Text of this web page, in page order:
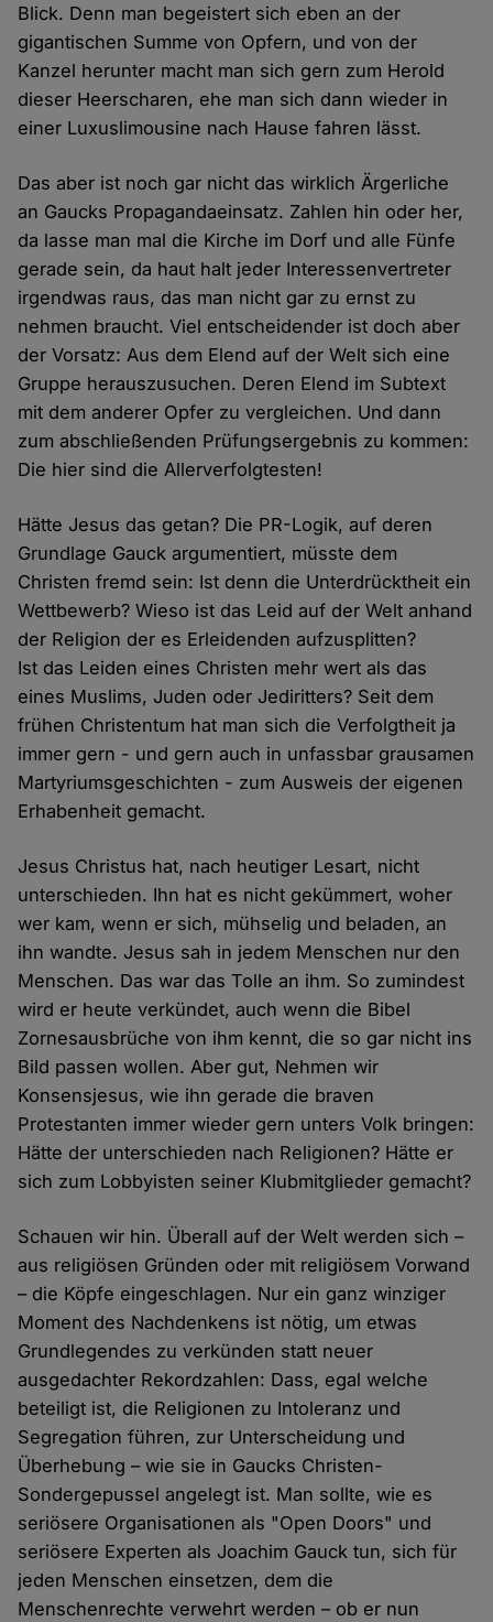
Blick. Denn man begeistert sich eben an der
gigantischen Summe von Opfern, und von der
Kanzel herunter macht man sich gern zum Herold
dieser Heerscharen, ehe man sich dann wieder in
einer Luxuslimousine nach Hause fahren lässt.
Das aber ist noch gar nicht das wirklich Ärgerliche
an Gaucks Propagandaeinsatz. Zahlen hin oder her,
da lasse man mal die Kirche im Dorf und alle Fünfe
gerade sein, da haut halt jeder Interessenvertreter
irgendwas raus, das man nicht gar zu ernst zu
nehmen braucht. Viel entscheidender ist doch aber
der Vorsatz: Aus dem Elend auf der Welt sich eine
Gruppe herauszusuchen. Deren Elend im Subtext
mit dem anderer Opfer zu vergleichen. Und dann
zum abschließenden Prüfungsergebnis zu kommen:
Die hier sind die Allerverfolgtesten!
Hätte Jesus das getan? Die PR-Logik, auf deren
Grundlage Gauck argumentiert, müsste dem
Christen fremd sein: Ist denn die Unterdrücktheit ein
Wettbewerb? Wieso ist das Leid auf der Welt anhand
der Religion der es Erleidenden aufzusplitten?
Ist das Leiden eines Christen mehr wert als das
eines Muslims, Juden oder Jediritters? Seit dem
frühen Christentum hat man sich die Verfolgtheit ja
immer gern - und gern auch in unfassbar grausamen
Martyriumsgeschichten - zum Ausweis der eigenen
Erhabenheit gemacht.
Jesus Christus hat, nach heutiger Lesart, nicht
unterschieden. Ihn hat es nicht gekümmert, woher
wer kam, wenn er sich, mühselig und beladen, an
ihn wandte. Jesus sah in jedem Menschen nur den
Menschen. Das war das Tolle an ihm. So zumindest
wird er heute verkündet, auch wenn die Bibel
Zornesausbrüche von ihm kennt, die so gar nicht ins
Bild passen wollen. Aber gut, Nehmen wir
Konsensjesus, wie ihn gerade die braven
Protestanten immer wieder gern unters Volk bringen:
Hätte der unterschieden nach Religionen? Hätte er
sich zum Lobbyisten seiner Klubmitglieder gemacht?
Schauen wir hin. Überall auf der Welt werden sich –
aus religiösen Gründen oder mit religiösem Vorwand
– die Köpfe eingeschlagen. Nur ein ganz winziger
Moment des Nachdenkens ist nötig, um etwas
Grundlegendes zu verkünden statt neuer
ausgedachter Rekordzahlen: Dass, egal welche
beteiligt ist, die Religionen zu Intoleranz und
Segregation führen, zur Unterscheidung und
Überhebung – wie sie in Gaucks Christen-
Sondergepussel angelegt ist. Man sollte, wie es
seriösere Organisationen als "Open Doors" und
seriösere Experten als Joachim Gauck tun, sich für
jeden Menschen einsetzen, dem die
Menschenrechte verwehrt werden – ob er nun